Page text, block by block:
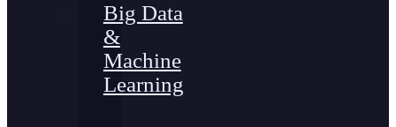
Big Data
&
Machine
Learning